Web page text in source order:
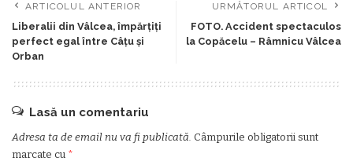
ARTICOLUL ANTERIOR
Liberalii din Vâlcea, împărţiți
perfect egal între Câţu şi
Orban
URMĂTORUL ARTICOL
FOTO. Accident spectaculos
la Copăcelu – Râmnicu Vâlcea
Lasă un comentariu
Adresa ta de email nu va fi publicată. Câmpurile obligatorii sunt
marcate cu *